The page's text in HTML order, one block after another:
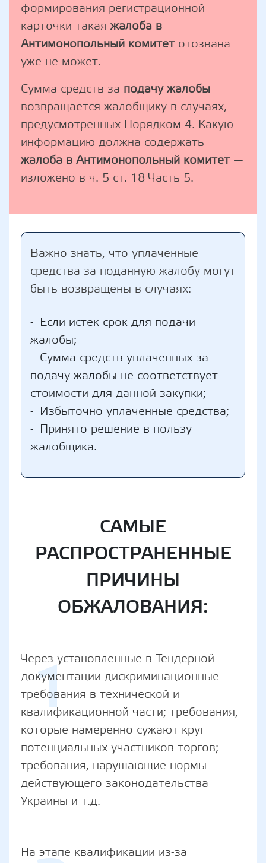
формирования регистрационной
карточки такая жалоба в
Антимонопольный комитетотозвана
уже не может.
Сумма средств за подачу жалобы
возвращается жалобщику в случаях,
предусмотренных Порядком 4. Какую
информацию должна содержать
жалоба в Антимонопольный комитет—
изложено в ч. 5 ст. 18 Часть 5.
Важно знать, что уплаченные
средства за поданную жалобу могут
быть возвращены в случаях:
Если истек срок для подачи
жалобы;
Сумма средств уплаченных за
подачу жалобы не соответствует
стоимости для данной закупки;
Избыточно уплаченные средства;
Принято решение в пользу
жалобщика.
САМЫЕ
РАСПРОСТРАНЕННЫЕ
ПРИЧИНЫ
ОБЖАЛОВАНИЯ:
1
Через установленные в Тендерной
документации дискриминационные
требования в технической и
квалификационной части; требования,
которые намеренно сужают круг
потенциальных участников торгов;
требования, нарушающие нормы
действующего законодательства
Украины и т.д.
На этапе квалификации из-за